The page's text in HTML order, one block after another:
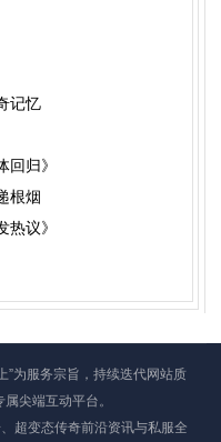
记忆
回归》
根烟
热议》
”为服务宗旨，持续迭代网站质
尖端互动平台。
超变态传奇前沿资讯与私服全